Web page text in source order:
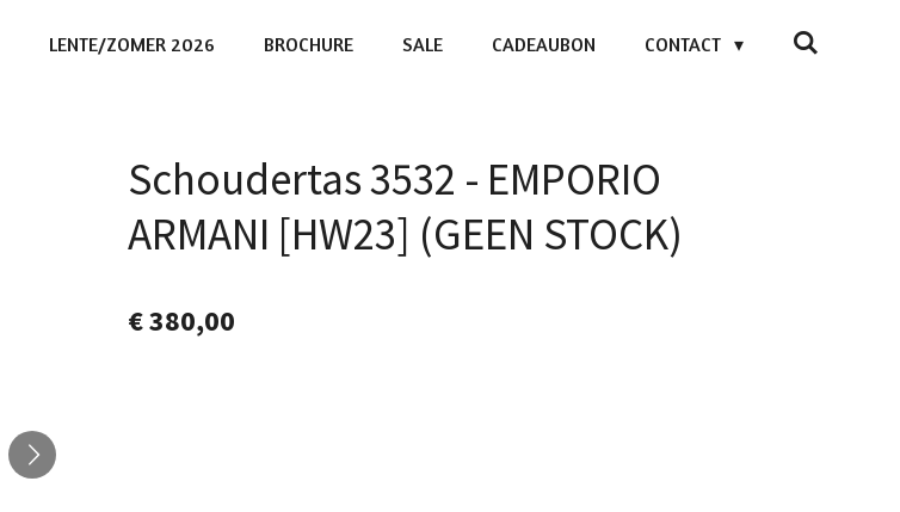
LENTE/ZOMER 2026 BROCHURE SALE CADEAUBON CONTACT
Schoudertas 3532 - EMPORIO
ARMANI [HW23] (GEEN STOCK)
€ 380,00